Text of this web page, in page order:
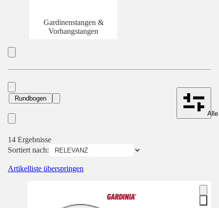
Gardinenstangen &
Vorhangstangen
Rundbogen
14 Ergebnisse
Sortiert nach:
Artikelliste überspringen